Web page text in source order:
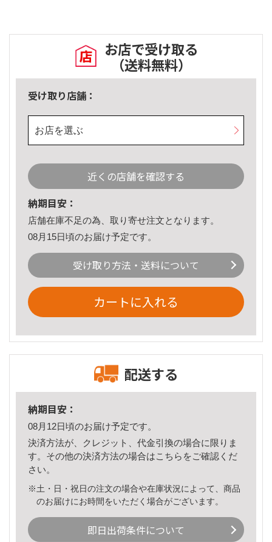
お店で受け取る
（送料無料）
受け取り店舗：
お店を選ぶ
近くの店舗を確認する
納期目安：
店舗在庫不足の為、取り寄せ注文となります。
08月15日頃のお届け予定です。
受け取り方法・送料について
カートに入れる
配送する
納期目安：
08月12日頃のお届け予定です。
決済方法が、クレジット、代金引換の場合に限りま
す。その他の決済方法の場合はこちら をご確認くだ
さい。
※土・日・祝日の注文の場合や在庫状況によって、商品
のお届けにお時間をいただく場合がございます。
即日出荷条件について